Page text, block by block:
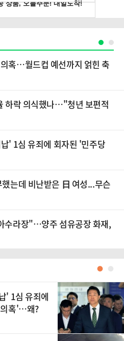
혹…월드컵 예선까지 얽힌 축
하락 의식했나…"청년 보편적
' 1심 유죄에 회자된 '민주당
는데 비난받은 日 여성...무슨
수라장"…양주 섬유공장 화재,
●
' 1심 유죄에
의혹'…왜?